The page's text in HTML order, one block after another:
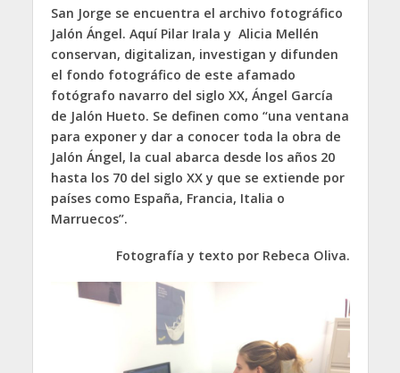
San Jorge se encuentra el archivo fotográfico
Jalón Ángel. Aquí Pilar Irala y Alicia Mellén
conservan, digitalizan, investigan y difunden
el fondo fotográfico de este afamado
fotógrafo navarro del siglo XX, Ángel García
de Jalón Hueto. Se definen como “una ventana
para exponer y dar a conocer toda la obra de
Jalón Ángel, la cual abarca desde los años 20
hasta los 70 del siglo XX y que se extiende por
países como España, Francia, Italia o
Marruecos”.
Fotografía y texto por Rebeca Oliva.